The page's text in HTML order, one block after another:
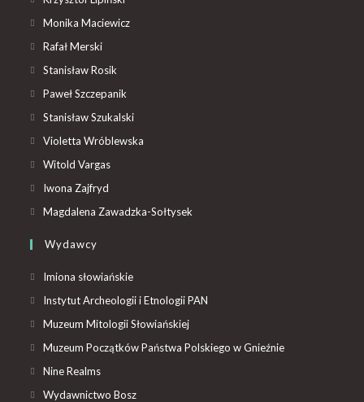
Monika Maciewicz
Rafał Merski
Stanisław Rosik
Paweł Szczepanik
Stanisław Szukalski
Violetta Wróblewska
Witold Vargas
Iwona Zajfryd
Magdalena Zawadzka-Sołtysek
Wydawcy
Imiona słowiańskie
Instytut Archeologii i Etnologii PAN
Muzeum Mitologii Słowiańskiej
Muzeum Początków Państwa Polskiego w Gnieźnie
Nine Realms
Wydawnictwo Bosz